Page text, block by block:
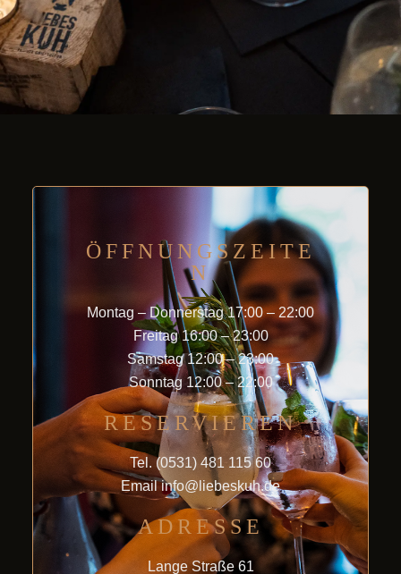
ÖFFNUNGSZEITE
N
Montag – Donnerstag 17:00 – 22:00
Freitag 16:00 – 23:00
Samstag 12:00 – 23:00
Sonntag 12:00 – 22:00
RESERVIEREN
Tel. (0531) 481 115 60
Emailinfo@liebeskuh.de
ADRESSE
Lange Straße 61